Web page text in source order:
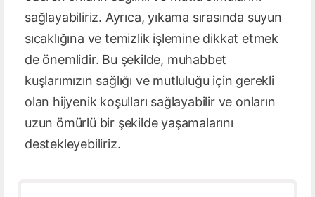
sağlayabiliriz. Ayrıca, yıkama sırasında suyun
sıcaklığına ve temizlik işlemine dikkat etmek
de önemlidir. Bu şekilde, muhabbet
kuşlarımızın sağlığı ve mutluluğu için gerekli
olan hijyenik koşulları sağlayabilir ve onların
uzun ömürlü bir şekilde yaşamalarını
destekleyebiliriz.